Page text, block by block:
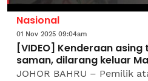
Nasional
01 Nov 2025 09:04am
[VIDEO] Kenderaan
saman, dilarang keluar
JOHOR BAHRU – Pemilik